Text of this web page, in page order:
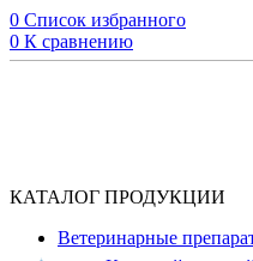
0 Список избранного
0 К сравнению
КАТАЛОГ ПРОДУКЦИИ
Ветеринарные